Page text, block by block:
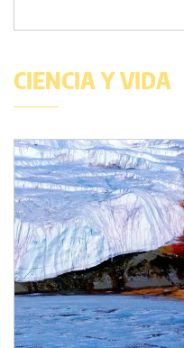
CIENCIA Y VIDA